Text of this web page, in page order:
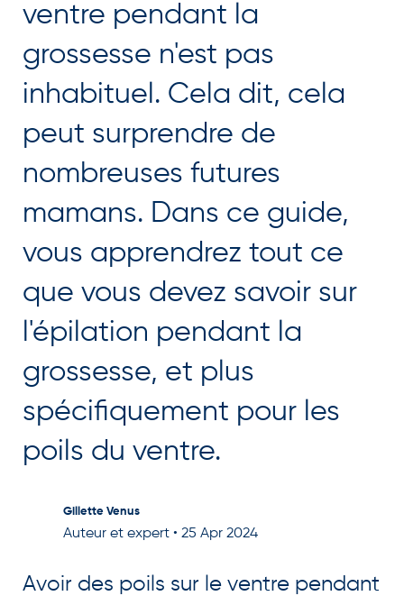
Gillette Venus
Auteur et expert • 25 Apr 2024
ventre pendant la
grossesse n'est pas
inhabituel. Cela dit, cela
peut surprendre de
nombreuses futures
mamans. Dans ce guide,
vous apprendrez tout ce
que vous devez savoir sur
l'épilation pendant la
grossesse, et plus
spécifiquement pour les
poils du ventre.
Avoir des poils sur le ventre pendant